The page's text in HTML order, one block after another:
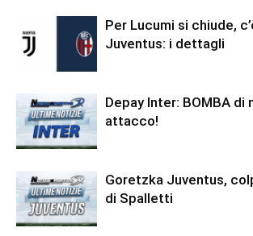
Per Lucumi si chiude,
Juventus: i dettagli
Depay Inter: BOMBA di
attacco!
Goretzka Juventus,
di Spalletti